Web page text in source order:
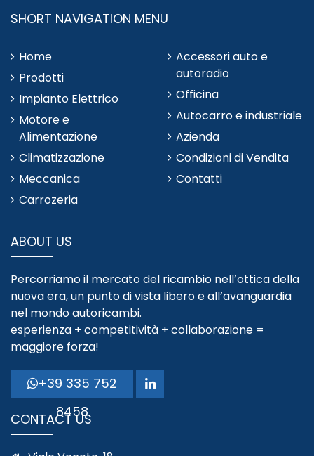
SHORT NAVIGATION MENU
Home
Prodotti
Impianto Elettrico
Motore e
Alimentazione
Climatizzazione
Meccanica
Carrozeria
Accessori auto e
autoradio
Officina
Autocarro e industriale
Azienda
Condizioni di Vendita
Contatti
ABOUT US
Percorriamo il mercato del ricambio nell’ottica della
nuova era, un punto di vista libero e all’avanguardia
nel mondo autoricambi.
esperienza + competitività + collaborazione =
maggiore forza!
+39 335 752
8458
CONTACT US